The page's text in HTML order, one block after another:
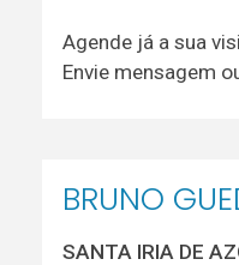
Agende já a sua
Envie mensagem
BRUNO
SANTA IRIA DE